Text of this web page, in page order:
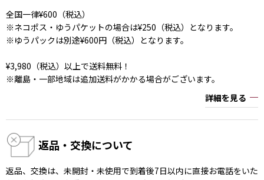
全国一律¥600（税込）
※ネコポス・ゆうパケットの場合は¥250（税込）となります。
※ゆうパックは別途¥600円（税込）となります。
¥3,980（税込）以上で送料無料！
※離島・一部地域は追加送料がかかる場合がございます。
詳細を見る
返品・交換について
返品、交換は、未開封・未使用で到着後7日以内に直接お電話をいた